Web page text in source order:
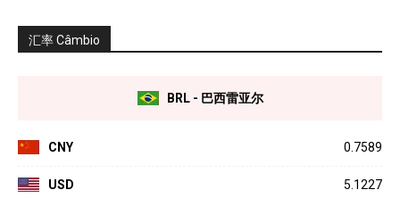
汇率 Câmbio
BRL - 巴西雷亚尔
CNY 0.7589
USD 5.1227